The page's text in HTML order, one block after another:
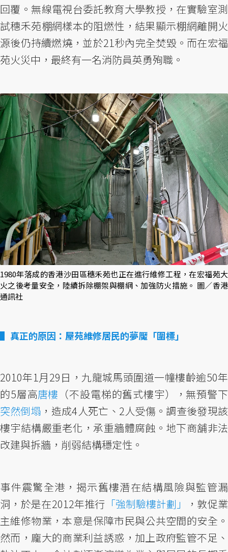
回覆。無線電視台委託教育大學教授，在實驗室測
試穗禾苑棚網樣本的阻燃性，結果顯示棚網離開火
源後仍持續燃燒，並於21秒內完全焚毀。而在宏福
苑火災中，最終有一名消防員英勇殉職。
1980年落成的香港沙田區穗禾苑也正在進行維修工程，在宏福苑大
火之後考量安全，陸續拆除棚架與棚網、加強防火措施。 圖／香港
通訊社
真正的原因：屋苑維修居民的夢魘「圍標」
2010年1月29日，九龍城馬頭圍道一幢樓齡逾50年
的5層高唐樓 （不設電梯的舊式樓宇），無預警下
突然倒塌 ，造成4人死亡、2人受傷。調查後發現該
樓宇結構嚴重老化，承重牆體腐蝕。地下商舖非法
改建與拆牆，削弱結構穩定性。
事件震驚全港，揭示舊樓潛在結構風險與監管漏
洞，於是在2012年推行 「強制驗樓計劃」
，敦促業
主維修物業，本意是保障市民與公共空間的安全。
然而，龐大的商業利益誘惑，加上政府監管不足、